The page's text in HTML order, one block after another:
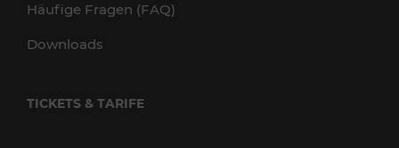
Häufige Fragen (FAQ)
Downloads
TICKETS & TARIFE